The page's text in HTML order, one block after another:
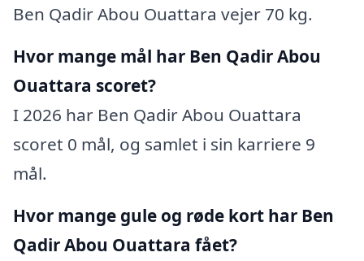
Ben Qadir Abou Ouattara vejer 70 kg.
Hvor mange mål har Ben Qadir Abou
Ouattara scoret?
I 2026 har Ben Qadir Abou Ouattara
scoret 0 mål, og samlet i sin karriere 9
mål.
Hvor mange gule og røde kort har Ben
Qadir Abou Ouattara fået?